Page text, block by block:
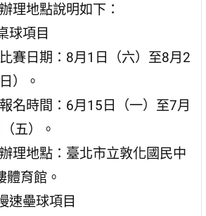
理地點說明如下：
球項目
賽日期：8月1日（六）至8月2
）。
名時間：6月15日（一）至7月
五）。
理地點：臺北市立敦化國民中
體育館。
速壘球項目